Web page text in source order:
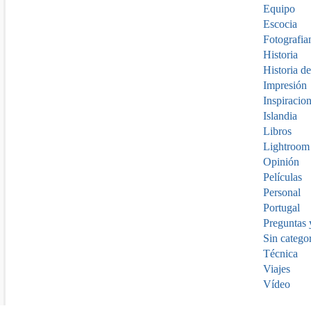
Equipo
Escocia
Historia
Historia
Impresión
Islandia
Libros
Lightroom
Opinión
Películas
Personal
Portugal
Preguntas
Sin
Técnica
Viajes
Vídeo